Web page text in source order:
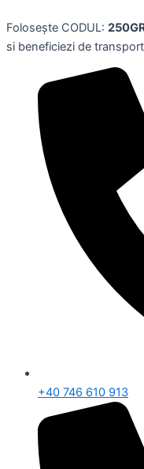
to
content
Folosește CODUL:
si beneficiezi de
+40 746 610 913